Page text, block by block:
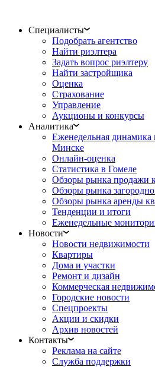
Специалисты
Подобрать агентство
Найти риэлтера
Задать вопрос риэлтеру
Найти застройщика
Оценка
Страхование
Управление
Аукционы и конкурсы
Аналитика
Еженедельная динамика
Минске
Онлайн-оценка
Статистика в Гомеле
Обзоры рынка продажи
Обзоры рынка
Обзоры рынка аренды
Тенденции и итоги
Еженедельные
Новости
Новости недвижимости
Квартиры
Дома и участки
Ремонт и дизайн
Коммерческая
Городские новости
Спецпроекты
Акции и скидки
Архив новостей
Контакты
Реклама на сайте
Служба поддержки